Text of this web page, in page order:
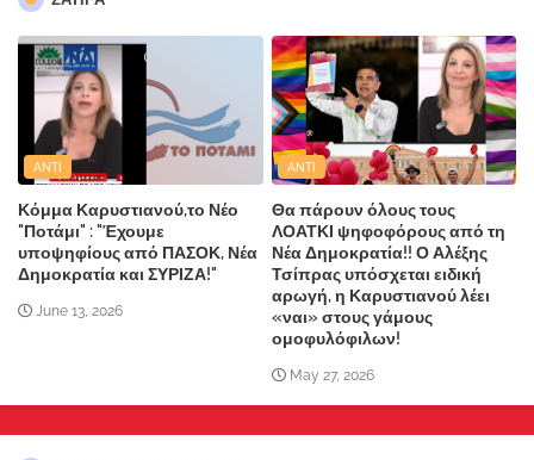
ANTI
Κόμμα Καρυστιανού,το Νέο
"Ποτάμι" : "Έχουμε
υποψηφίους από ΠΑΣΟΚ, Νέα
Δημοκρατία και ΣΥΡΙΖΑ!"
June 13, 2026
ANTI
Θα πάρουν όλους τους
ΛΟΑΤΚΙ ψηφοφόρους από τη
Νέα Δημοκρατία!! Ο Αλέξης
Τσίπρας υπόσχεται ειδική
αρωγή, η Καρυστιανού λέει
«ναι» στους γάμους
ομοφυλόφιλων!
May 27, 2026